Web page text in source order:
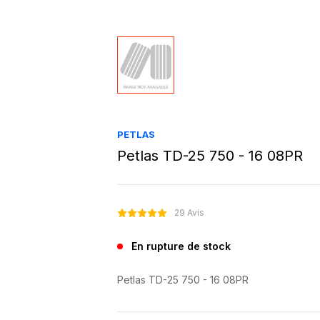
PETLAS
Petlas TD-25 750 - 16 08PR
29 Avis
En rupture de stock
Petlas TD-25 750 - 16 08PR